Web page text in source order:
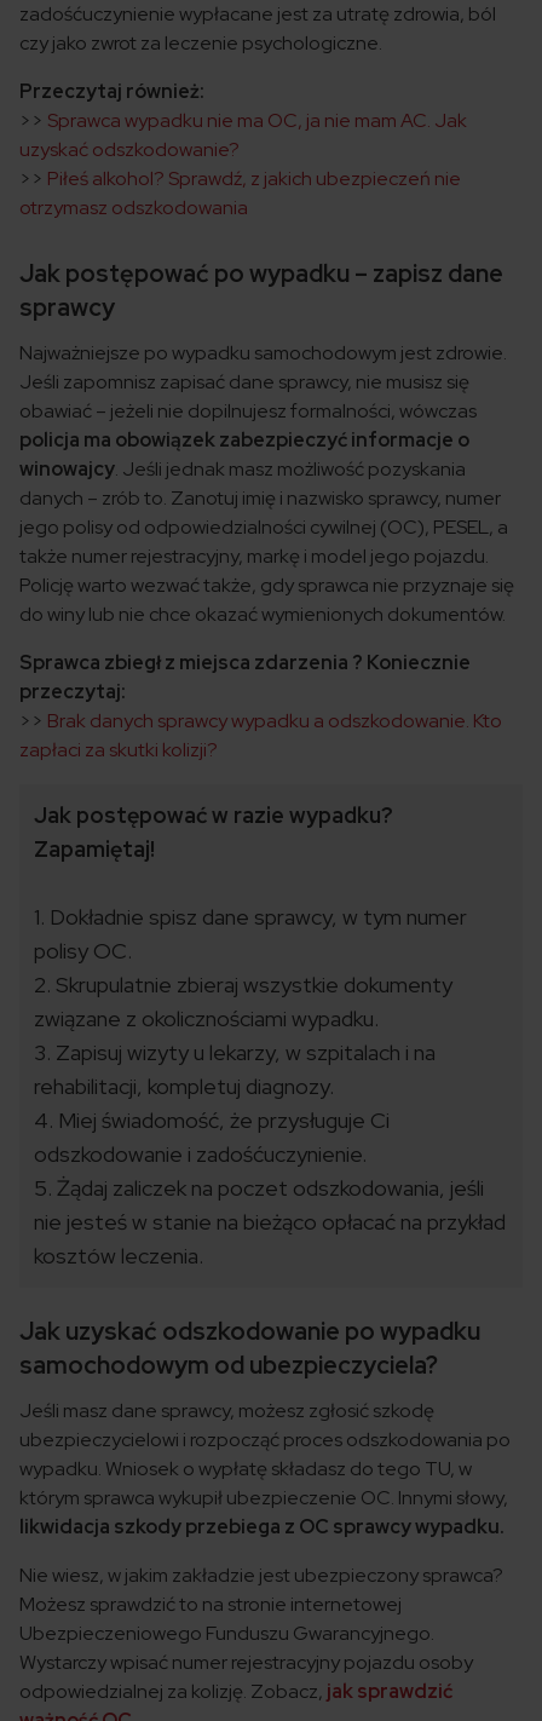
zadośćuczynienie wypłacane jest za utratę zdrowia, ból
czy jako zwrot za leczenie psychologiczne.
Przeczytaj również:
>> Sprawca wypadku nie ma OC, ja nie mam AC. Jak
uzyskać odszkodowanie?
>> Piłeś alkohol? Sprawdź, z jakich ubezpieczeń nie
otrzymasz odszkodowania
Jak postępować po wypadku – zapisz dane
sprawcy
Najważniejsze po wypadku samochodowym jest zdrowie.
Jeśli zapomnisz zapisać dane sprawcy, nie musisz się
obawiać – jeżeli nie dopilnujesz formalności, wówczas
policja ma obowiązek zabezpieczyć informacje o
winowajcy. Jeśli jednak masz możliwość pozyskania
danych – zrób to. Zanotuj imię i nazwisko sprawcy, numer
jego polisy od odpowiedzialności cywilnej (OC), PESEL, a
także numer rejestracyjny, markę i model jego pojazdu.
Policję warto wezwać także, gdy sprawca nie przyznaje się
do winy lub nie chce okazać wymienionych dokumentów.
Sprawca zbiegł z miejsca zdarzenia ? Koniecznie
przeczytaj:
>> Brak danych sprawcy wypadku a odszkodowanie. Kto
zapłaci za skutki kolizji?
Jak postępować w razie wypadku?
Zapamiętaj!
1. Dokładnie spisz dane sprawcy, w tym numer
polisy OC.
2. Skrupulatnie zbieraj wszystkie dokumenty
związane z okolicznościami wypadku.
3. Zapisuj wizyty u lekarzy, w szpitalach i na
rehabilitacji, kompletuj diagnozy.
4. Miej świadomość, że przysługuje Ci
odszkodowanie i zadośćuczynienie.
5. Żądaj zaliczek na poczet odszkodowania, jeśli
nie jesteś w stanie na bieżąco opłacać na przykład
kosztów leczenia.
Jak uzyskać odszkodowanie po wypadku
samochodowym od ubezpieczyciela?
Jeśli masz dane sprawcy, możesz zgłosić szkodę
ubezpieczycielowi i rozpocząć proces odszkodowania po
wypadku. Wniosek o wypłatę składasz do tego TU, w
którym sprawca wykupił ubezpieczenie OC. Innymi słowy,
likwidacja szkody przebiega z OC sprawcy wypadku.
Nie wiesz, w jakim zakładzie jest ubezpieczony sprawca?
Możesz sprawdzić to na stronie internetowej
Ubezpieczeniowego Funduszu Gwarancyjnego.
Wystarczy wpisać numer rejestracyjny pojazdu osoby
odpowiedzialnej za kolizję. Zobacz, jak sprawdzić